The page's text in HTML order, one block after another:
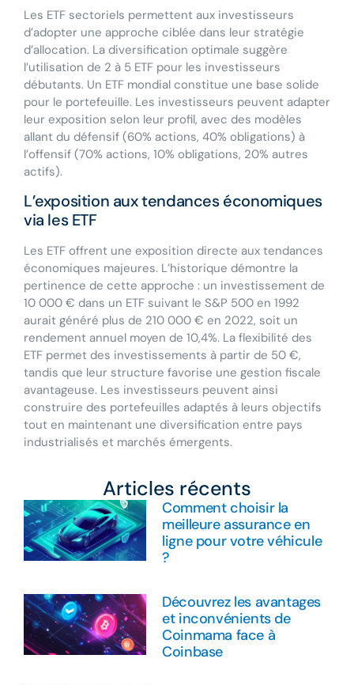
Les ETF sectoriels permettent aux investisseurs
d’adopter une approche ciblée dans leur stratégie
d’allocation. La diversification optimale suggère
l’utilisation de 2 à 5 ETF pour les investisseurs
débutants. Un ETF mondial constitue une base solide
pour le portefeuille. Les investisseurs peuvent adapter
leur exposition selon leur profil, avec des modèles
allant du défensif (60% actions, 40% obligations) à
l’offensif (70% actions, 10% obligations, 20% autres
actifs).
L’exposition aux tendances économiques
via les ETF
Les ETF offrent une exposition directe aux tendances
économiques majeures. L’historique démontre la
pertinence de cette approche : un investissement de
10 000 € dans un ETF suivant le S&P 500 en 1992
aurait généré plus de 210 000 € en 2022, soit un
rendement annuel moyen de 10,4%. La flexibilité des
ETF permet des investissements à partir de 50 €,
tandis que leur structure favorise une gestion fiscale
avantageuse. Les investisseurs peuvent ainsi
construire des portefeuilles adaptés à leurs objectifs
tout en maintenant une diversification entre pays
industrialisés et marchés émergents.
Articles récents
Comment choisir la
meilleure assurance en
ligne pour votre véhicule
?
Découvrez les avantages
et inconvénients de
Coinmama face à
Coinbase